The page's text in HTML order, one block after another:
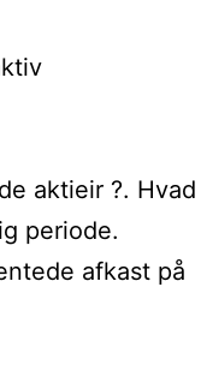
aktieir ?. Hvad
periode.
afkast på